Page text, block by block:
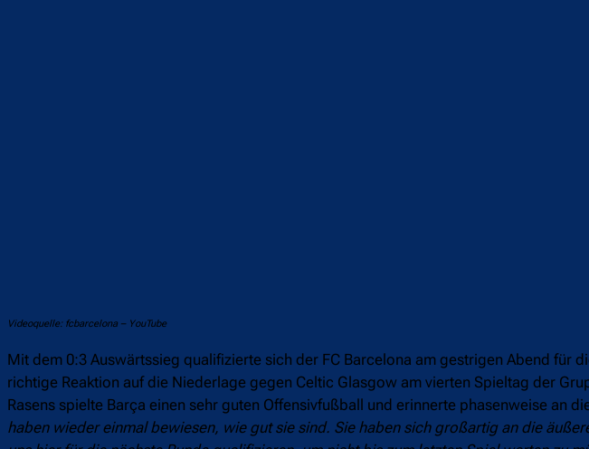
Videoquelle: fcbarcelona – YouTube
Mit dem 0:3 Auswärtssieg qualifizierte sich der FC Barcelona am gestrigen Abend für
richtige Reaktion auf die Niederlage gegen Celtic Glasgow am vierten Spieltag der
Rasens spielte Barça einen sehr guten Offensivfußball und erinnerte phasenweise an
haben wieder einmal bewiesen, wie gut sie sind. Sie haben sich großartig an die